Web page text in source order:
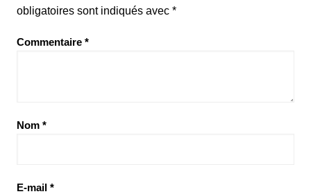
obligatoires sont indiqués avec *
Commentaire *
Nom *
E-mail *